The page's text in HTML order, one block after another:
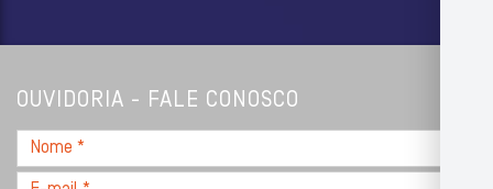
OUVIDORIA - FALE CONOSCO
Nome
*
E-